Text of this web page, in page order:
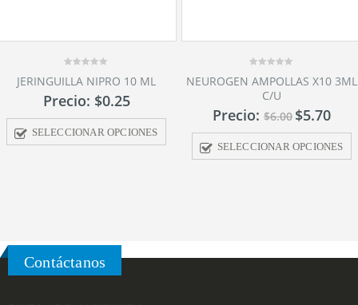
out
5
NEUROGEN AMPOLLAS X10 3ML
C/U
Precio:$6.00$5.70
SELECCIONAR OPCIONES
SELECCIONAR OPCIONES